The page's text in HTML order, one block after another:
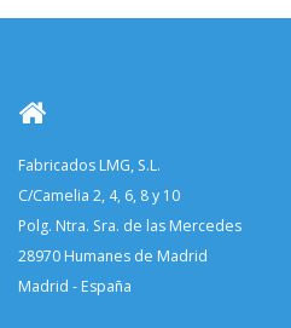
Fabricados LMG, S.L.
C/Camelia 2, 4, 6, 8 y 10
Polg. Ntra. Sra. de las Mercedes
28970 Humanes de Madrid
Madrid - España